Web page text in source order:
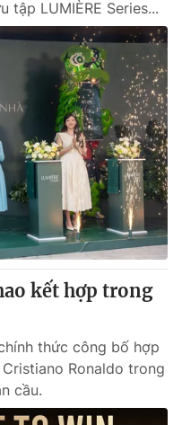
tập LUMIÈRE Series...
kết hợp trong
thức công bố hợp
Ronaldo trong
cầu.